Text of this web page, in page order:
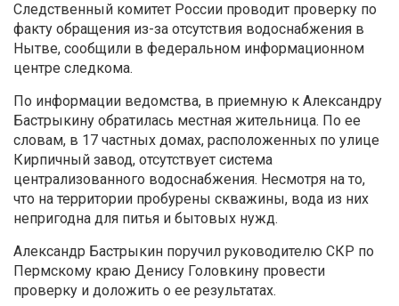
Следственный комитет России проводит проверку по
факту обращения из-за отсутствия водоснабжения в
Нытве, сообщили в федеральном информационном
центре следкома.
По информации ведомства, в приемную к Александру
Бастрыкину обратилась местная жительница. По ее
словам, в 17 частных домах, расположенных по улице
Кирпичный завод, отсутствует система
централизованного водоснабжения. Несмотря на то,
что на территории пробурены скважины, вода из них
непригодна для питья и бытовых нужд.
Александр Бастрыкин поручил руководителю СКР по
Пермскому краю Денису Головкину провести
проверку и доложить о ее результатах.